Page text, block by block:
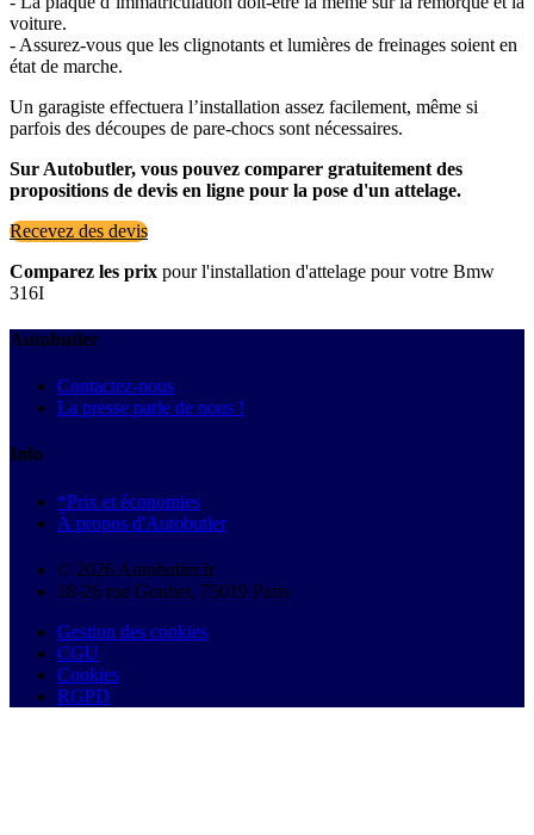
voiture.
- Assurez-vous que les clignotants et lumières de freinages soient en
état de marche.
Un garagiste effectuera l’installation assez facilement, même si
parfois des découpes de pare-chocs sont nécessaires.
Sur Autobutler, vous pouvez comparer gratuitement des
propositions de devis en ligne pour la pose d'un attelage.
Recevez des devis
Comparez les prix pour l'installation d'attelage pour votre Bmw
316I
Autobutler
Contactez-nous
La presse parle de nous !
Info
*Prix et économies
À propos d'Autobutler
© 2026 Autobutler.fr
18-26 rue Goubet, 75019 Paris
Gestion des cookies
CGU
Cookies
RGPD